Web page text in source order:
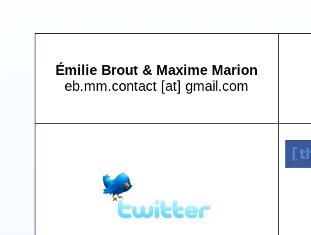
Émilie Brout & Maxime Marion
eb.mm.contact [at] gmail.com